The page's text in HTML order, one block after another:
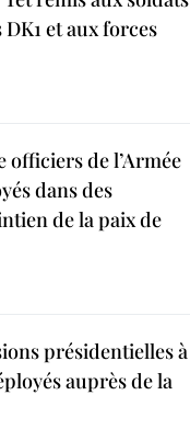
et aux forces
officiers de l’Armée
dans des
de la paix de
présidentielles à
auprès de la